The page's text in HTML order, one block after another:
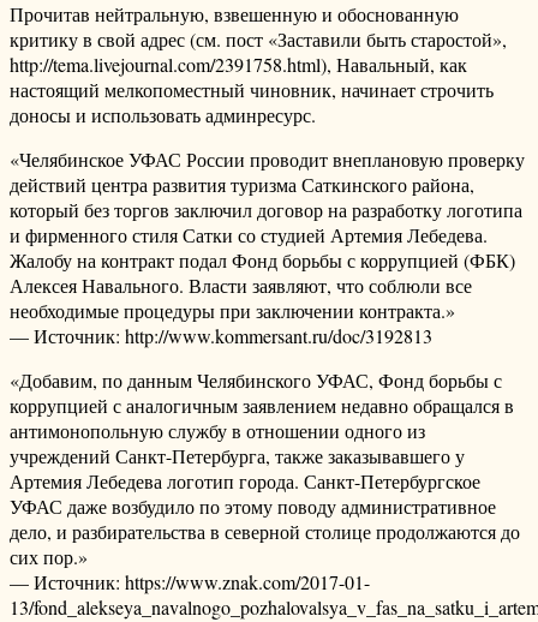
Прочитав нейтральную, взвешенную и обоснованную
критику в свой адрес (см. пост «Заставили быть старостой»,
http://tema.livejournal.com/2391758.html), Навальный, как
настоящий мелкопоместный чиновник, начинает строчить
доносы и использовать админресурс.
«Челябинское УФАС России проводит внеплановую проверку
действий центра развития туризма Саткинского района,
который без торгов заключил договор на разработку логотипа
и фирменного стиля Сатки со студией Артемия Лебедева.
Жалобу на контракт подал Фонд борьбы с коррупцией (ФБК)
Алексея Навального. Власти заявляют, что соблюли все
необходимые процедуры при заключении контракта.»
— Источник: http://www.kommersant.ru/doc/3192813
«Добавим, по данным Челябинского УФАС, Фонд борьбы с
коррупцией с аналогичным заявлением недавно обращался в
антимонопольную службу в отношении одного из
учреждений Санкт-Петербурга, также заказывавшего у
Артемия Лебедева логотип города. Санкт-Петербургское
УФАС даже возбудило по этому поводу административное
дело, и разбирательства в северной столице продолжаются до
сих пор.»
— Источник: https://www.znak.com/2017-01-
13/